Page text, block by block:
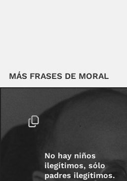
MÁS FRASES DE MORAL
No hay niños
ilegítimos, sólo
padres ilegítimos.